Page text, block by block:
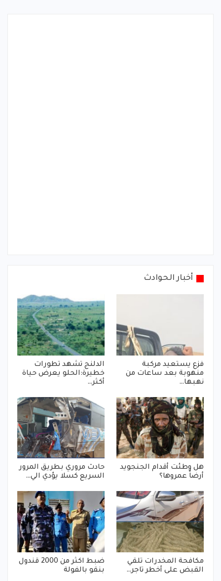
أخبار الحوادث
فزع يستعيد مركبة
منهوبة بعد ساعات من
نهبها…
الدلنج تشهد تطورات
خطيرة:الحلو يعرض حياة
أكثر…
هل وطئت أقدام الجنجويد
أرضاً عمروها؟
حادث مروري بطريق المرور
السريع كسلا يؤدي الي…
مكافحة المخدرات تلقي
القبض على أخطر تاجر…
ضبط اكثر من 2000 قندول
بنقو بالفولة